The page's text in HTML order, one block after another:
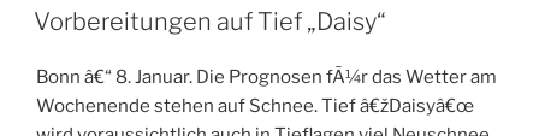
au-
AM
Vorbereitungen auf Tief „Daisy“
Bonn â€“ 8. Januar. Die Prognosen fÃ¼r das Wetter am
Wochenende stehen auf Schnee. Tief â€žDaisyâ€œ